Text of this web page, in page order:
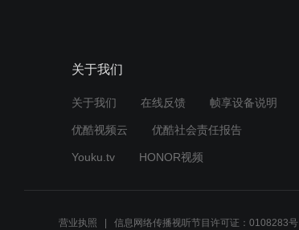
关于我们
关于我们 在线反馈 帧享设备说明
优酷视频云 优酷社会责任报告
Youku.tv HONOR视频
营业执照 信息网络传播视听节目许可证：0108283号